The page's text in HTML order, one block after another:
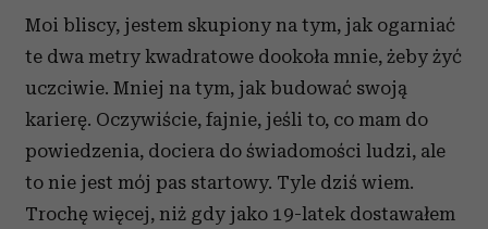
Moi bliscy, jestem skupiony na tym, jak ogarniać
te dwa metry kwadratowe dookoła mnie, żeby żyć
uczciwie. Mniej na tym, jak budować swoją
karierę. Oczywiście, fajnie, jeśli to, co mam do
powiedzenia, dociera do świadomości ludzi, ale
to nie jest mój pas startowy. Tyle dziś wiem.
Trochę więcej, niż gdy jako 19-latek dostawałem